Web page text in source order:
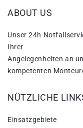
ABOUT US
Unser 24h
Ihrer
Angelegenheiten an
kompetenten
NÜTZLICHE
Einsatzgebiete